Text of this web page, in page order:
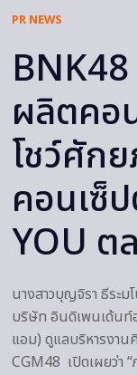
PR NEWS
ผลิตคอ
โชว์ศัก
คอนเซ็
YOU ต
นางสาวบุญจิรา ธีระม
บริษัท อินดิเพนเด้นท์
แอม) ดูแลบริหารงา
CGM48 เปิดเผยว่า